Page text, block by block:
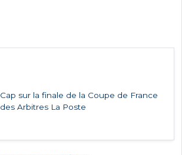
Cap sur la finale de la Coupe de France
des Arbitres La Poste